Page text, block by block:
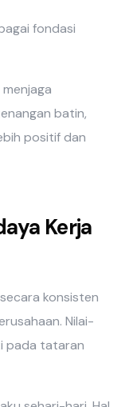
fondasi
batin,
positif dan
Kerja
konsisten
Nilai-
pada tataran